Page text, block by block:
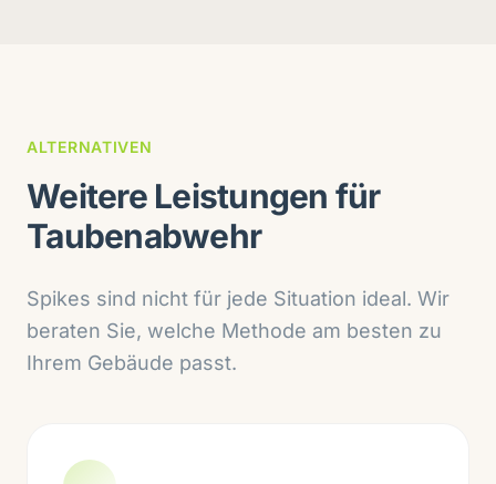
ALTERNATIVEN
Weitere Leistungen für
Taubenabwehr
Spikes sind nicht für jede Situation ideal. Wir
beraten Sie, welche Methode am besten zu
Ihrem Gebäude passt.